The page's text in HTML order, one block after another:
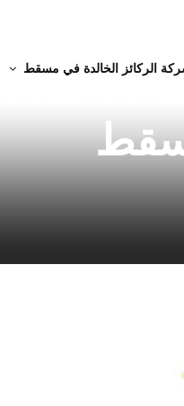
الركائز الخالدة في مسقط
أرخص شركة تنظيف